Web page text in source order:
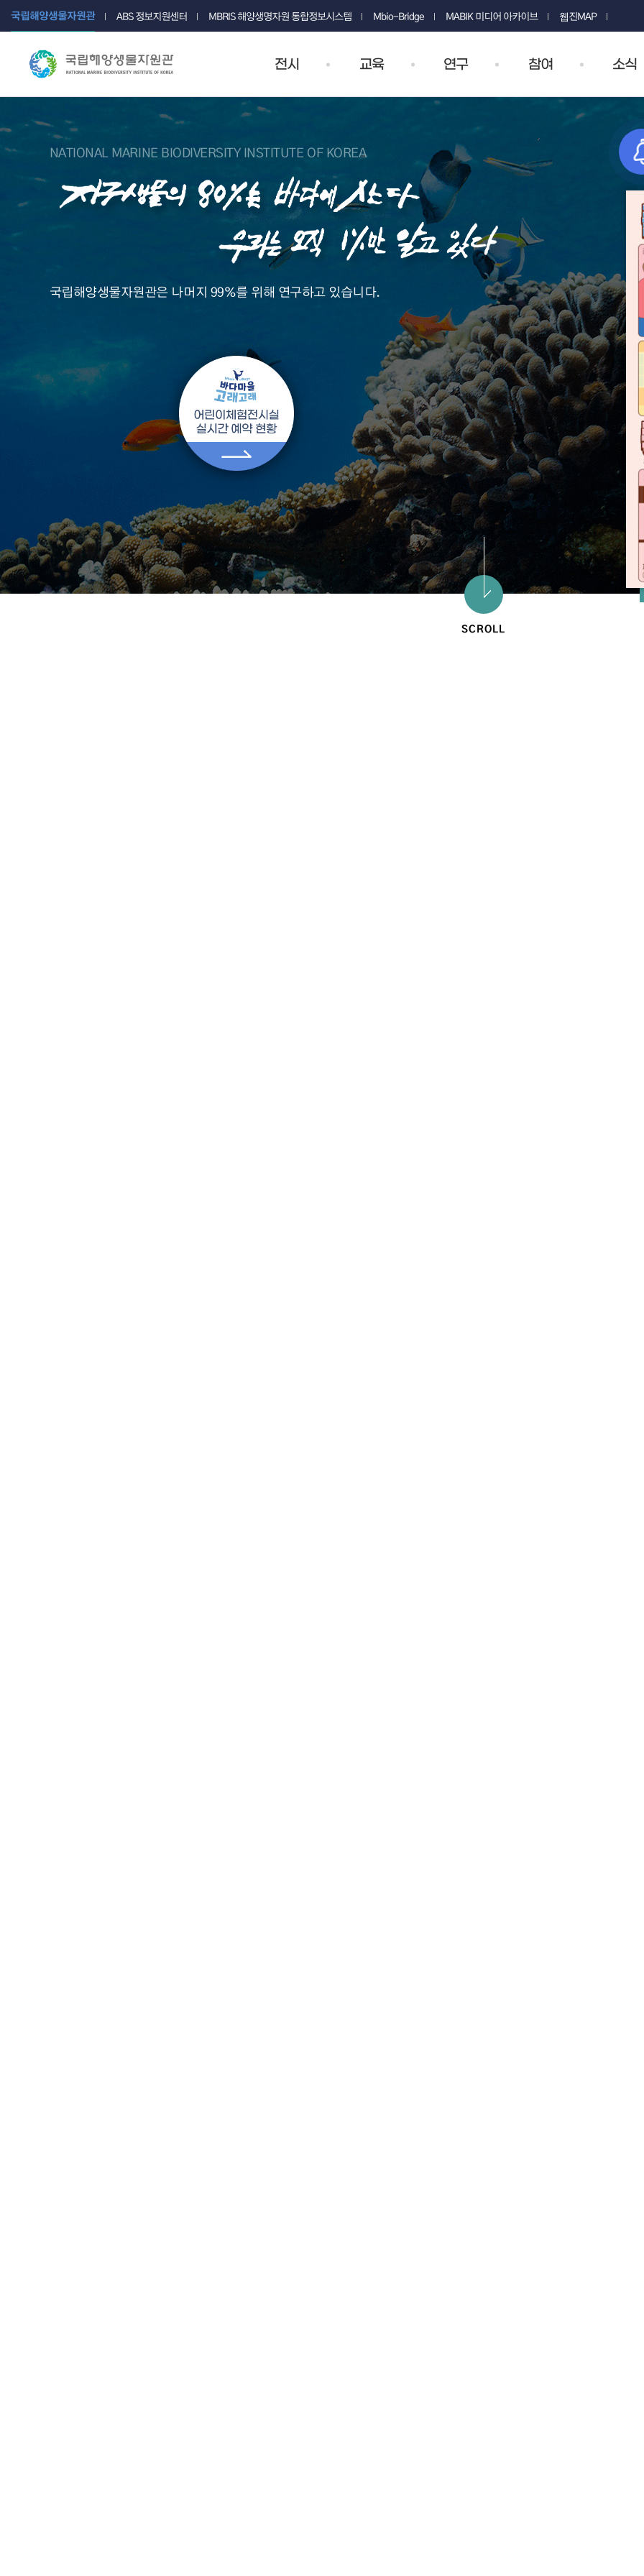
국립해양생물자원관 ABS 정보지원센터 MBRIS 해양생명자원 통합정보시스템 Mbio-Bridge MABIK 미디어 아카이브 웹진MAP
전시 교육 연구 참여 소식
NATIONAL MARINE BIODIVERSITY INSTITUTE OF KOREA
국립해양생물자원관은 나머지 99%를 위해 연구하고 있습니다.
SCROLL